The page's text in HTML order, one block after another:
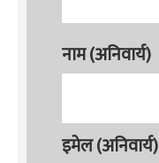
नाम (अनिवार्य)
इमेल (अनिवार्य)